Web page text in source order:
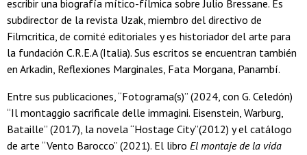
escribir una biografía mítico-fílmica sobre Julio Bressane. Es
subdirector de la revista Uzak, miembro del directivo de
Filmcritica, de comité editoriales y es historiador del arte para
la fundación C.R.E.A (Italia). Sus escritos se encuentran también
en Arkadin, Reflexiones Marginales, Fata Morgana, Panambí.
Entre sus publicaciones, “Fotograma(s)” (2024, con G. Celedón)
“Il montaggio sacrificale delle immagini. Eisenstein, Warburg,
Bataille” (2017), la novela “Hostage City”(2012) y el catálogo
de arte “Vento Barocco” (2021). El libro El montaje de la vida